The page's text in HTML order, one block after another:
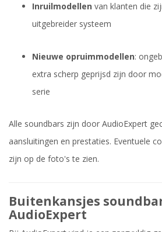
Inruilmodellen van klanten die
uitgebreider systeem
Nieuwe opruimmodellen:
extra scherp geprijsd zijn door
serie
Alle soundbars zijn door AudioExpert
aansluitingen en prestaties. Eventuele
zijn op de foto's te zien.
Buitenkansjes
AudioExpert